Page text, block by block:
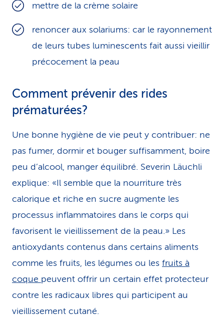
mettre de la crème solaire
renoncer aux solariums: car le rayonnement
de leurs tubes luminescents fait aussi vieillir
précocement la peau
Comment prévenir des rides
prématurées?
Une bonne hygiène de vie peut y contribuer: ne
pas fumer, dormir et bouger suffisamment, boire
peu d’alcool, manger équilibré. Severin Läuchli
explique: «Il semble que la nourriture très
calorique et riche en sucre augmente les
processus inflammatoires dans le corps qui
favorisent le vieillissement de la peau.» Les
antioxydants contenus dans certains aliments
comme les fruits, les légumes ou les fruits à
coque peuvent offrir un certain effet protecteur
contre les radicaux libres qui participent au
vieillissement cutané.